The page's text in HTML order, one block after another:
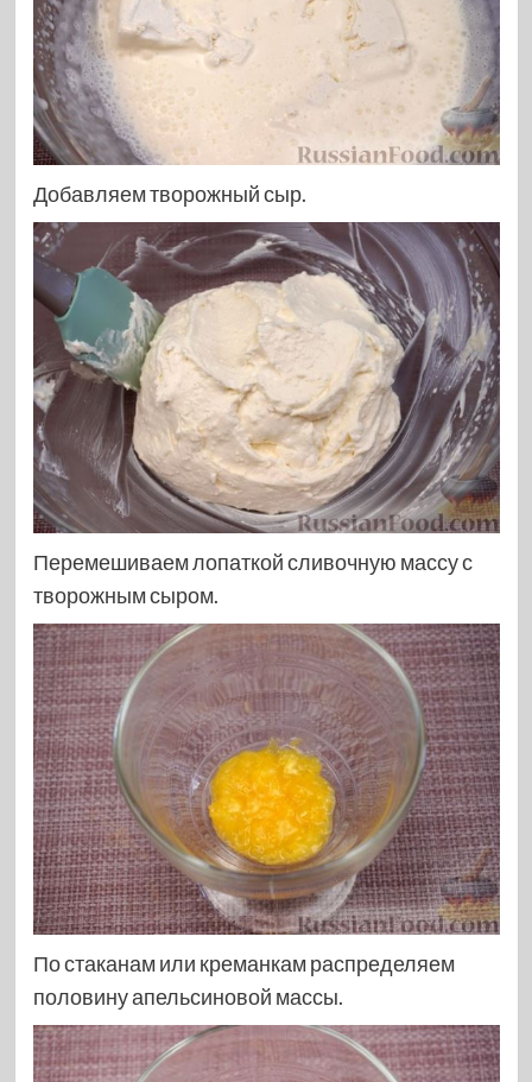
Добавляем творожный сыр.
Перемешиваем лопаткой сливочную массу с
творожным сыром.
По стаканам или креманкам распределяем
половину апельсиновой массы.